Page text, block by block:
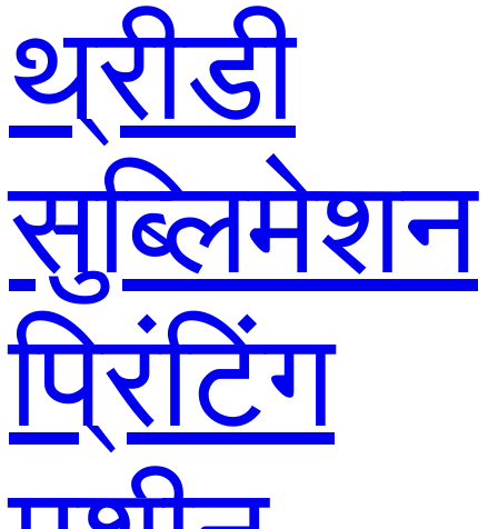
थ्रीडी
सुब्लिमेशन
प्रिंटिंग